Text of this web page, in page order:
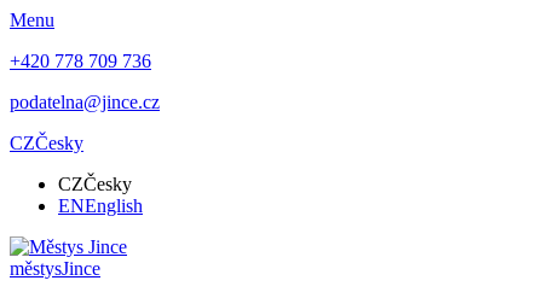
Menu
+420 778 709 736
podatelna@jince.cz
CZČesky
CZČesky
ENEnglish
městysJince